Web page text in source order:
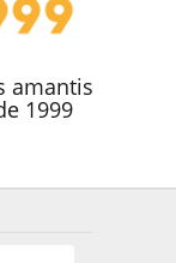
amantis
1999